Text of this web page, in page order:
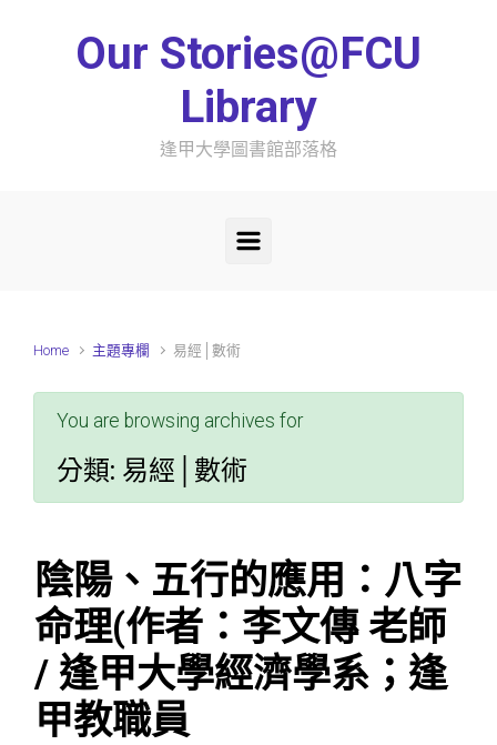
Our Stories@FCU
Library
逢甲大學圖書館部落格
Home 主題專欄 易經│數術
You are browsing archives for
分類: 易經│數術
陰陽、五行的應用：八字
命理(作者：李文傳 老師
/ 逢甲大學經濟學系；逢
甲教職員